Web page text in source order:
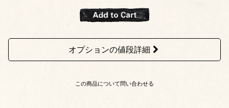
オプションの値段詳細
この商品について問い合わせる